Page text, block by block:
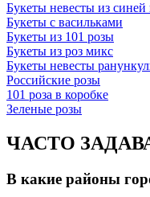
Букеты невесты из синей
Букеты с васильками
Букеты из 101 розы
Букеты из роз микс
Букеты невесты
Российские розы
101 роза в коробке
Зеленые розы
ЧАСТО
В какие районы